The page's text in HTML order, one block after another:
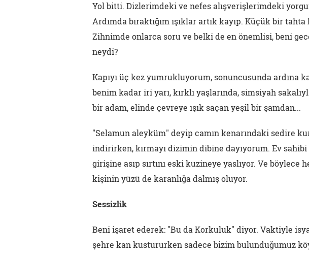
Yol bitti. Dizlerimdeki ve nefes alışverişlerimdeki
Ardımda bıraktığım ışıklar artık kayıp. Küçük bir
Zihnimde onlarca soru ve belki de en önemlisi, beni
neydi?
Kapıyı üç kez yumrukluyorum, sonuncusunda ardına
benim kadar iri yarı, kırklı yaşlarında, simsiyah
bir adam, elinde çevreye ışık saçan yeşil bir şamdan...
"Selamun aleyküm" deyip camın kenarındaki sedire
indirirken, kırmayı dizimin dibine dayıyorum. Ev sahibi
girişine asıp sırtını eski kuzineye yaslıyor. Ve böylece
kişinin yüzü de karanlığa dalmış oluyor.
Sessizlik
Beni işaret ederek: "Bu da Korkuluk" diyor. Vaktiyle
şehre kan kustururken sadece bizim bulunduğumuz